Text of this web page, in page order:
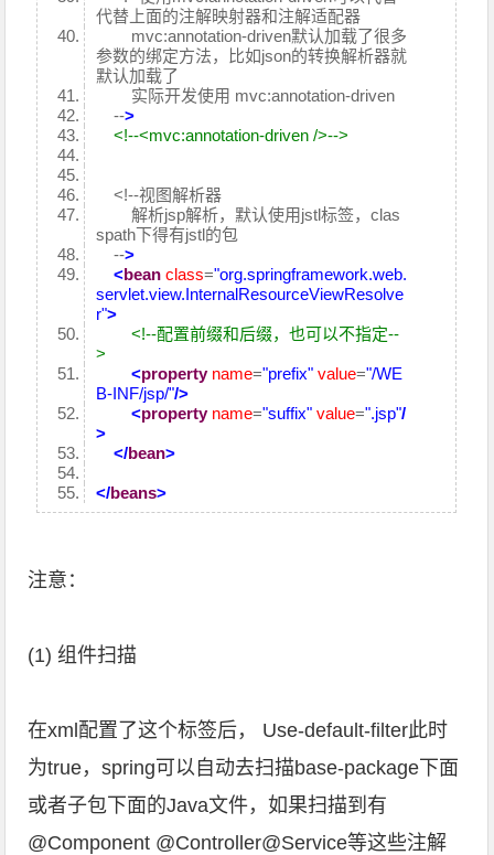
代替上面的注解映射器和注解适配器
mvc:annotation-driven默认加载了很多
参数的绑定方法，比如json的转换解析器就
默认加载了
实际开发使用 mvc:annotation-driven
-->
<!--<mvc:annotation-driven />-->
<!--视图解析器
解析jsp解析，默认使用jstl标签，clas
spath下得有jstl的包
-->
<bean class="org.springframework.web.
servlet.view.InternalResourceViewResolve
r">
<!--配置前缀和后缀，也可以不指定--
>
<property name="prefix" value="/WE
B-INF/jsp/"/>
<property name="suffix" value=".jsp"/
>
</bean>
</beans>
注意：
(1) 组件扫描
在xml配置了这个标签后， Use-default-filter此时
为true，spring可以自动去扫描base-package下面
或者子包下面的Java文件，如果扫描到有
@Component @Controller@Service等这些注解